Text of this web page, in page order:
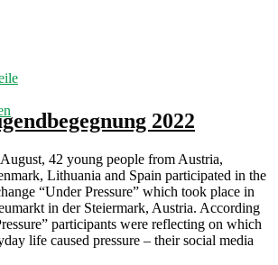
2022
42 young people from Austria,
Lithuania and Spain participated in the
“Under Pressure” which took place in
in der Steiermark, Austria. According
participants were reflecting on which
life caused pressure – their social media